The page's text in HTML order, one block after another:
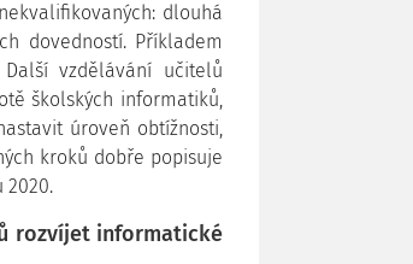
dlouhá
dovedností. Příkladem
vzdělávání učitelů
školských informatiků,
úroveň obtížnosti,
kroků dobře popisuje
2020.
rozvíjet informatické